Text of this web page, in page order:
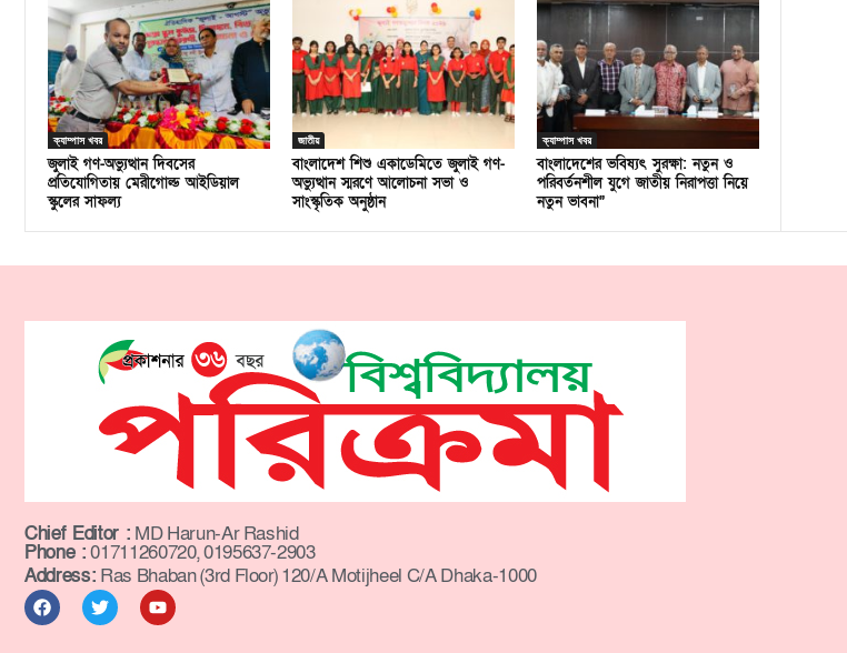
ক্যাম্পাস খবর
জুলাই গণ-অভ্যুত্থান দিবসের
প্রতিযোগিতায় মেরীগোল্ড আইডিয়াল
স্কুলের সাফল্য
জাতীয়
বাংলাদেশ শিশু একাডেমিতে জুলাই গণ-
অভ্যুত্থান স্মরণে আলোচনা সভা ও
সাংস্কৃতিক অনুষ্ঠান
ক্যাম্পাস খবর
বাংলাদেশের ভবিষ্যৎ সুরক্ষা: নতুন ও
পরিবর্তনশীল যুগে জাতীয় নিরাপত্তা নিয়ে
নতুন ভাবনা”
Chief Editor : MD Harun-Ar Rashid
Phone :01711260720, 0195637-2903
Address: Ras Bhaban (3rd Floor) 120/A Motijheel C/A Dhaka-1000